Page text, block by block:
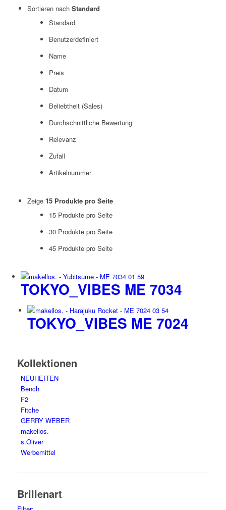
Sortieren nach Standard
Standard
Benutzerdefiniert
Name
Preis
Datum
Beliebtheit (Sales)
Durchschnittliche Bewertung
Relevanz
Zufall
Artikelnummer
Zeige 15 Produkte pro Seite
15 Produkte pro Seite
30 Produkte pro Seite
45 Produkte pro Seite
TOKYO_VIBES ME 7034
TOKYO_VIBES ME 7024
Kollektionen
NEUHEITEN
Bench
F2
Fitche
GERRY WEBER
makellos.
s.Oliver
Werbemittel
Brillenart